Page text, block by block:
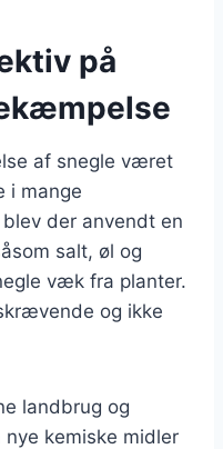
på
af snegle været
i mange
der anvendt en
salt, øl og
væk fra planter.
og ikke
landbrug og
kemiske midler